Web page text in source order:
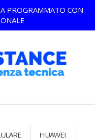
PROGRAMMATO CON
HUAWEI